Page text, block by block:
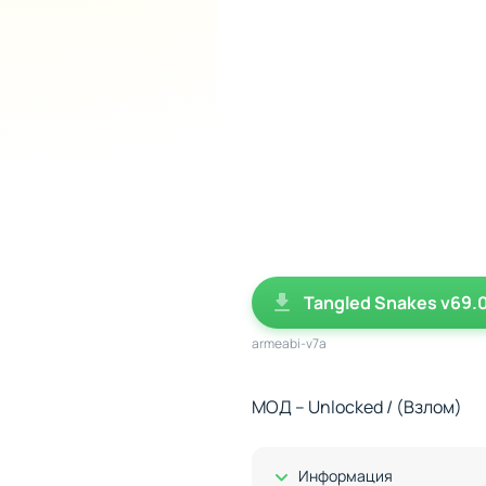
Tangled Snakes
armeabi-v7a
МОД – Unlocked / (Взлом)
Показать/Скрыть
Информация